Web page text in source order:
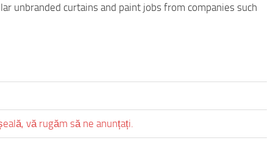
unbranded curtains and paint jobs from companies such
vă rugăm să ne anunțați.